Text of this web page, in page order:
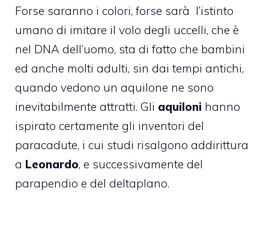
Forse saranno i colori, forse sarà l’istinto
umano di imitare il volo degli uccelli, che è
nel DNA dell’uomo, sta di fatto che bambini
ed anche molti adulti, sin dai tempi antichi,
quando vedono un aquilone ne sono
inevitabilmente attratti. Gli aquiloni hanno
ispirato certamente gli inventori del
paracadute, i cui studi risalgono addirittura
a Leonardo, e successivamente del
parapendio e del deltaplano.